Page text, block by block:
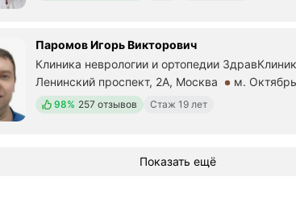
Паромов Игорь Викторович
Клиника неврологии и ортопедии ЗдравКлиник
Ленинский проспект, 2А, Москва
Метро м. Октябрьская Расстояние 162 м
м.
Положительных отзывов
98% 257 отзывов Стаж 19 лет
Показать ещё